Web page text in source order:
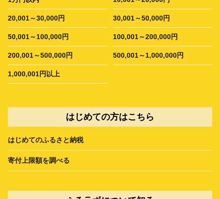
20,001～30,000円 30,001～50,000円
50,001～100,000円 100,001～200,000円
200,001～500,000円 500,001～1,000,000円
1,000,001円以上
はじめての方はこちら
はじめてのふるさと納税
寄付上限額を調べる